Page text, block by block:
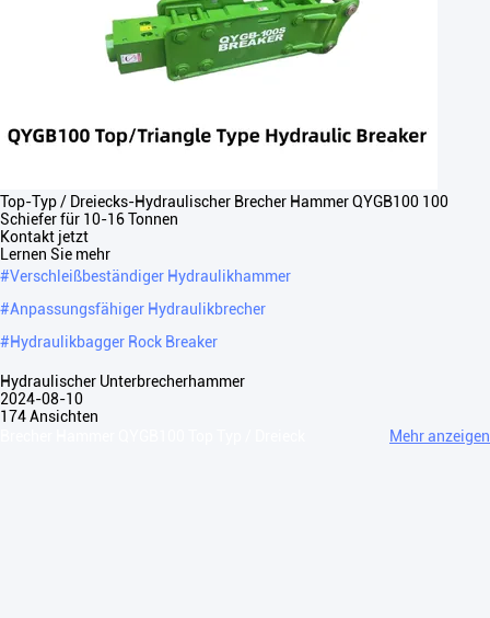
Top-Typ / Dreiecks-Hydraulischer Brecher Hammer QYGB100 100
Schiefer für 10-16 Tonnen
Kontakt jetzt
Lernen Sie mehr
#Verschleißbeständiger Hydraulikhammer
#Anpassungsfähiger Hydraulikbrecher
#Hydraulikbagger Rock Breaker
Hydraulischer Unterbrecherhammer
2024-08-10
174 Ansichten
Mehr anzeigen